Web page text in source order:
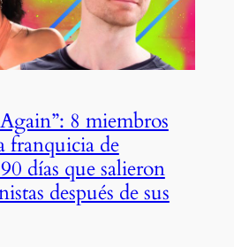
8 miembros
franquicia de
días que salieron
después de sus